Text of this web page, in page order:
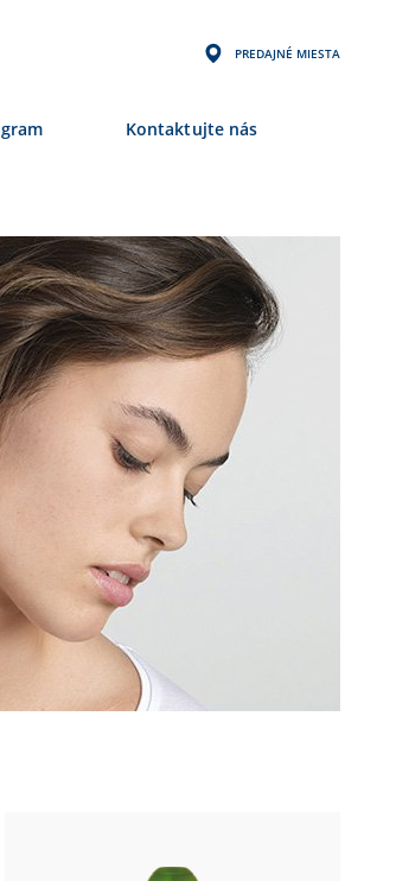
PREDAJNÉ MIESTA
Kontaktujte nás